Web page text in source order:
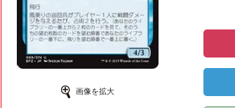
画像を拡大